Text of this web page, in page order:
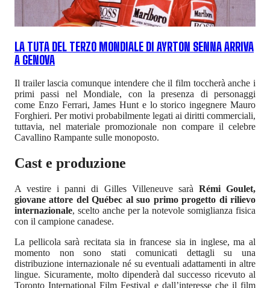
LA TUTA DEL TERZO MONDIALE DI AYRTON SENNA ARRIVA
A GENOVA
Il trailer lascia comunque intendere che il film toccherà anche i
primi passi nel Mondiale, con la presenza di personaggi
come Enzo Ferrari, James Hunt e lo storico ingegnere Mauro
Forghieri. Per motivi probabilmente legati ai diritti commerciali,
tuttavia, nel materiale promozionale non compare il celebre
Cavallino Rampante sulle monoposto.
Cast e produzione
A vestire i panni di Gilles Villeneuve sarà Rémi Goulet,
giovane attore del Québec al suo primo progetto di rilievo
internazionale, scelto anche per la notevole somiglianza fisica
con il campione canadese.
La pellicola sarà recitata sia in francese sia in inglese, ma al
momento non sono stati comunicati dettagli su una
distribuzione internazionale né su eventuali adattamenti in altre
lingue. Sicuramente, molto dipenderà dal successo ricevuto al
Toronto International Film Festival e dall’interesse che il film